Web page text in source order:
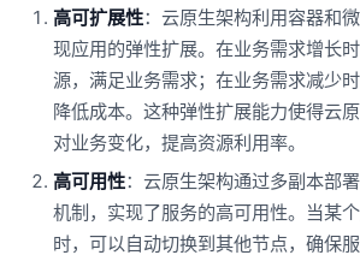
高可扩展性：云原生架构利用容器和
现应用的弹性扩展。在业务需求增长
源，满足业务需求；在业务需求减少时
降低成本。这种弹性扩展能力使得云
对业务变化，提高资源利用率。
高可用性：云原生架构通过多副本部
机制，实现了服务的高可用性。当某
时，可以自动切换到其他节点，确保